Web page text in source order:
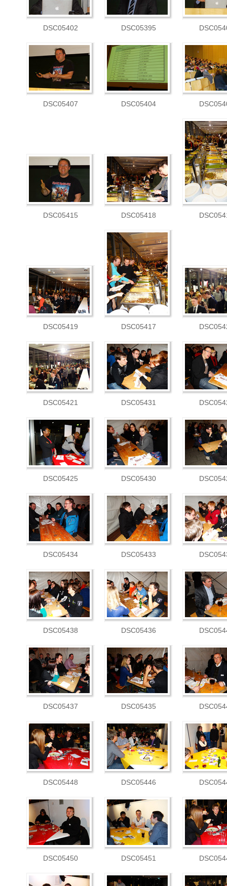
DSC05402 DSC05395
DSC05407 DSC05404
DSC05415 DSC05418
DSC05419 DSC05417
DSC05421 DSC05431
DSC05425 DSC05430
DSC05434 DSC05433
DSC05438 DSC05436
DSC05437 DSC05435
DSC05448 DSC05446
DSC05450 DSC05451